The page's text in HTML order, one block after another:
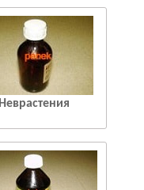
Неврастения